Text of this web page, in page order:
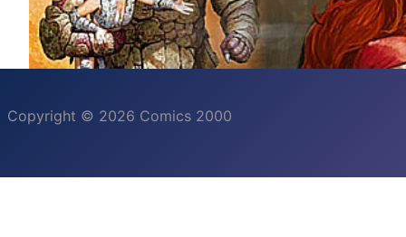
Copyright © 2026 Comics 2000